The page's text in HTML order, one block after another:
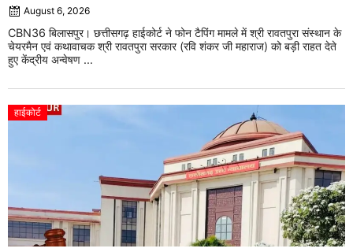
August 6, 2026
CBN36 बिलासपुर। छत्तीसगढ़ हाईकोर्ट ने फोन टैपिंग मामले में श्री रावतपुरा संस्थान के
चेयरमैन एवं कथावाचक श्री रावतपुरा सरकार (रवि शंकर जी महाराज) को बड़ी राहत देते
हुए केंद्रीय अन्वेषण ...
हाईकोर्ट